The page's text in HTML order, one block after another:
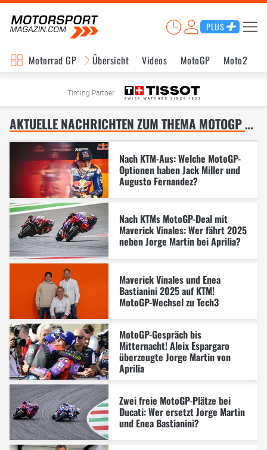
PLUS
Motorrad GP Übersicht Videos MotoGP Moto2
Timing Partner
AKTUELLE NACHRICHTEN ZUM THEMA MOTOGP FAHRERMARKT – SEITE 9
Nach KTM-Aus: Welche MotoGP-
Optionen haben Jack Miller und
Augusto Fernandez?
Nach KTMs MotoGP-Deal mit
Maverick Vinales: Wer fährt 2025
neben Jorge Martin bei Aprilia?
Maverick Vinales und Enea
Bastianini 2025 auf KTM!
MotoGP-Wechsel zu Tech3
MotoGP-Gespräch bis
Mitternacht! Aleix Espargaro
überzeugte Jorge Martin von
Aprilia
Zwei freie MotoGP-Plätze bei
Ducati: Wer ersetzt Jorge Martin
und Enea Bastianini?